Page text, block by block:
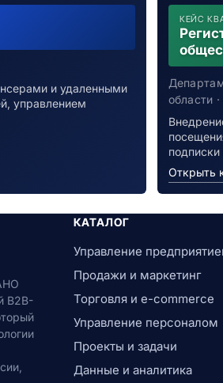
и удаленными
управлением
КЕЙС
области
Открыть
B2B-
КАТАЛОГ
Управление
Продажи и маркетинг
Торговля и e-commerce
Управление персоналом
Проекты и задачи
Данные и аналитика